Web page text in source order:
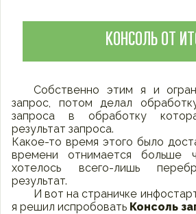
КОНСОЛЬ ОТ
Собственно этим я и
запрос, потом делал
запроса в обработку
результат запроса.
Какое-то время этого было
времени отнимается
хотелось всего-лишь
результат.
И вот на страничке
я решил испробовать Консоль